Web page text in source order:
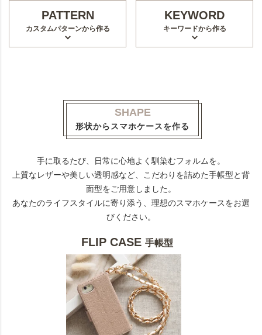
PATTERN
カスタムパターンから作る
KEYWORD
キーワードから作る
SHAPE
形状からスマホケースを作る
手に取るたび、日常に心地よく馴染むフォルムを。
上質なレザーや美しい透明感など、こだわりを詰めた手帳型と背
面型をご用意しました。
あなたのライフスタイルに寄り添う、理想のスマホケースをお選
びください。
FLIP CASE手帳型